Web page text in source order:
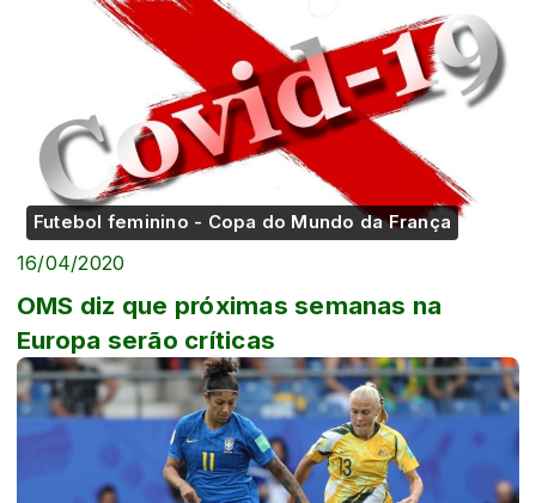
Futebol feminino - Copa do Mundo da França
16/04/2020
OMS diz que próximas semanas na
Europa serão críticas